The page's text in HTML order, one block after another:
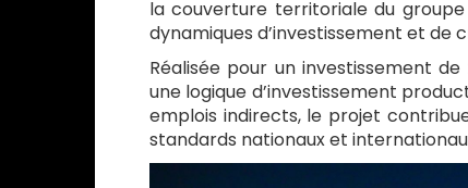
la couverture territoriale du
dynamiques d’investissement et de
Réalisée pour un investissement
une logique d’investissement
emplois indirects, le projet
standards nationaux et